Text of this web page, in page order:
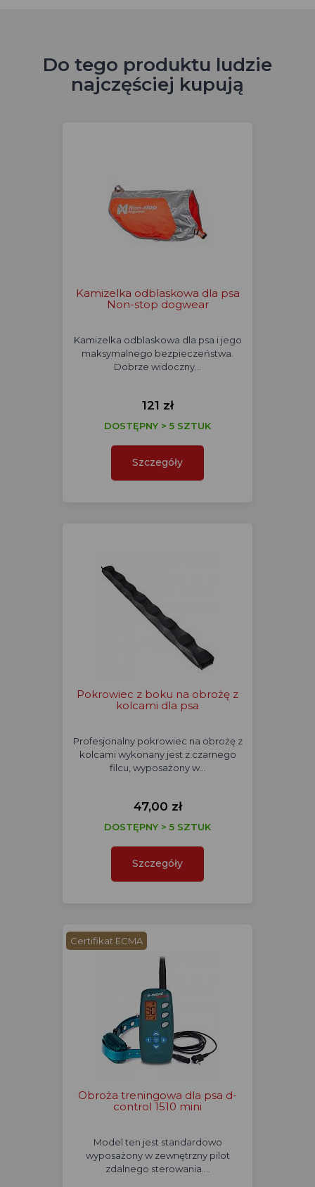
Do tego produktu ludzie
najczęściej kupują
Kamizelka odblaskowa dla psa
Non-stop dogwear
Kamizelka odblaskowa dla psa i jego
maksymalnego bezpieczeństwa.
Dobrze widoczny…
121 zł
DOSTĘPNY > 5 SZTUK
Szczegóły
Pokrowiec z boku na obrożę z
kolcami dla psa
Profesjonalny pokrowiec na obrożę z
kolcami wykonany jest z czarnego
filcu, wyposażony w…
47,00 zł
DOSTĘPNY > 5 SZTUK
Szczegóły
Certifikat ECMA
Obroża treningowa dla psa d-
control 1510 mini
Model ten jest standardowo
wyposażony w zewnętrzny pilot
zdalnego sterowania.…